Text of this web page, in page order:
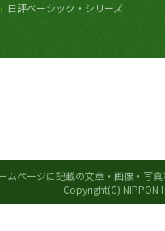
日評ベーシック・シリーズ
ムページに記載の文章・画像・写
Copyright(C) NIPPON